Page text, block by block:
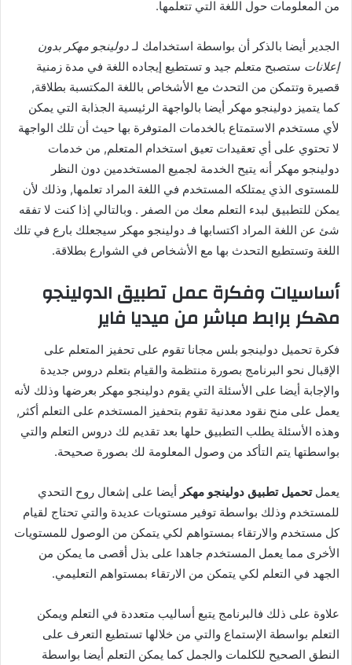
من المعلومات حول اللغة التي تتعلمها.
الجدير أيضا بالذكر أن بواسطة استخدامك لـ دولينجو مهكر بدون
إعلانات ستصبح متعلم جيد و تستطيع إيجاده اللغة في مدة زمنية
قصيرة وتتمكن من التحدث مع الأشخاص باللغة المكتسبة بطلاقة,
كما يتميز دولينجو مهكر أيضا بالواجهة الرئيسية الجذابة التي يمكن
لأي مستخدم الاستمتاع بالخدمات المتوفرة بها حيث أن تلك الواجهة
لا تحتوي على أي تعقيدات تعيق استخدام المتعلم, من خدمات
دولينجو مهكر أنه يتيح الخدمة لجميع المستخدمين دون النظر
للمستوى الذي يمتلكه المستخدم في اللغة المراد تعلمها, وذلك لأن
يمكن للتطبيق لبدء التعلم معك من الصفر . وبالتالي إذا كنت لا تفقه
شئ عن اللغة المراد اكتسابها فـ دولينجو مهكر سيجعلك بارع في تلك
اللغة وتستطيع التحدث بها مع الأشخاص في الشوارع بطلاقة.
أساسيات وفكرة عمل تطبيق الدولينجو
مهكر برابط مباشر من ميديا فاير
فكرة تحميل دولينجو بلس مجانا تقوم على تحفيز المتعلم على
الإقبال نحو البرنامج بصورة منتظمة والقيام بتعلم دروس جديدة
والإجابة أيضا على الأسئلة التي يقوم دولينجو مهكر بعرضها وذلك لأنه
يعمل على منح نقود معدنية تقوم بتحفيز المستخدم على التعلم أكثر,
وهذه الأسئلة يطلب التطبيق حلها بعد تقديم لك دروس التعلم والتي
بواسطتها يتم التأكد من وصول المعلومة لك بصورة صحيحة.
يعملتحميل تطبيق دولينجو مهكر أيضا على إشعال روح التحدي
للمستخدم وذلك بواسطة توفير مستويات عديدة والتي تحتاج لقيام
كل مستخدم والارتقاء بمستواهم لكي يتمكن من الوصول للمستويات
الأخرى مما يعمل المستخدم جاهدا على بذل أقصى ما يمكن من
الجهد في التعلم لكي يتمكن من الارتقاء بمستواهم التعليمي.
علاوة على ذلك فالبرنامج يتبع أساليب متعددة في التعلم ويمكن
التعلم بواسطة الإستماع والتي من خلالها تستطيع التعرف على
النطق الصحيح للكلمات والجمل كما يمكن التعلم أيضا بواسطة